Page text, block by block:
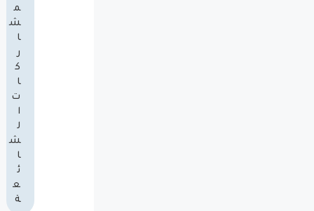
م
ش
ا
ر
ك
ا
ت
ا
ل
ش
ا
ئ
ع
ة